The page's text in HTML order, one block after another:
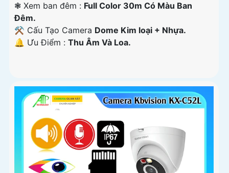
❃ Xem ban đêm : Full Color 30m Có Màu Ban
Ðêm.
⚒ Cấu Tạo Camera Dome Kim loại + Nhựa.
️🔔 Ưu Điểm : Thu Âm Và Loa.